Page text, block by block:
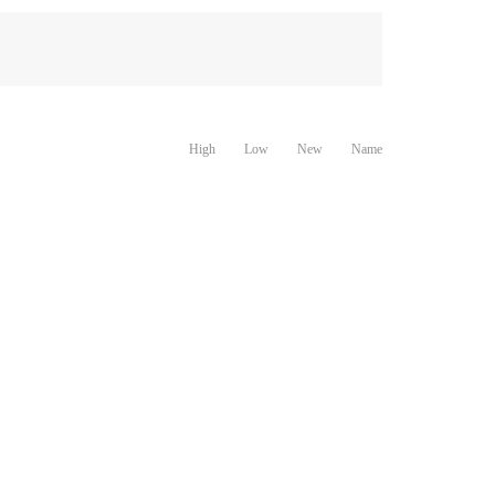
High Low New Name